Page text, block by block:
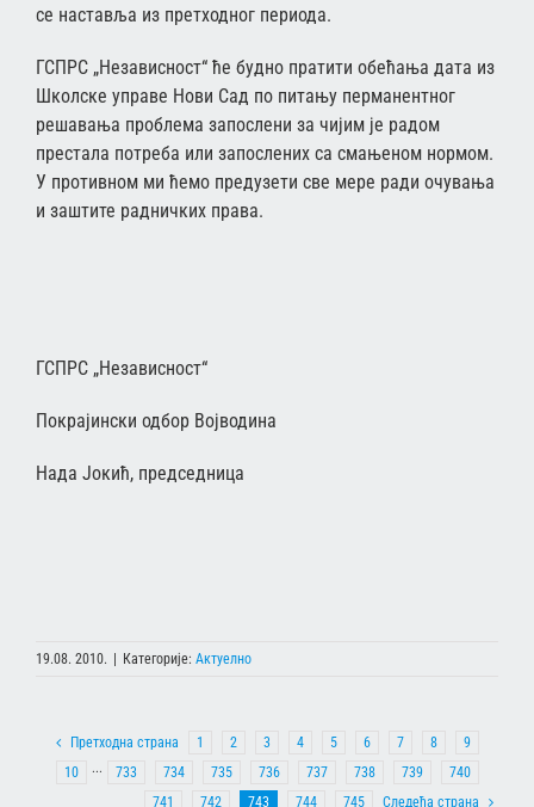
се наставља из претходног периода.
ГСПРС „Независност“ ће будно пратити обећања дата из
Школске управе Нови Сад по питању перманентног
решавања проблема запослени за чијим је радом
престала потреба или запослених са смањеном нормом.
У противном ми ћемо предузети све мере ради очувања
и заштите радничких права.
ГСПРС „Независност“
Покрајински одбор Војводина
Нада Јокић, председница
19.08. 2010. Категорије: Актуелно
Претходна страна 1 2 3 4 5 6 7 8
9
10
··· 733 734 735 736 737 738 739
740
741
742 743 744 745 Следећа страна